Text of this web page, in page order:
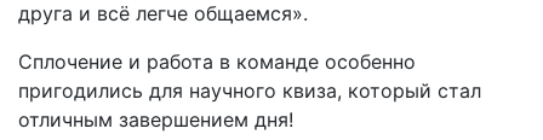
друга и всё легче общаемся».
Сплочение и работа в команде особенно
пригодились для научного квиза, который стал
отличным завершением дня!